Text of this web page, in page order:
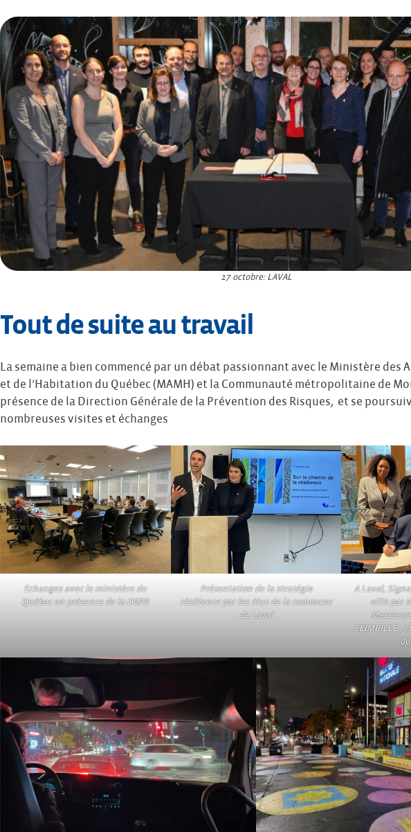
17 octobre: LAVAL
Tout de suite au travail
La semaine a bien commencé par un débat passionnant avec le Ministère des
et de l’Habitation du Québec (MAMH) et la Communauté métropolitaine de
présence de la Direction Générale de la Prévention des Risques, et se
nombreuses visites et échanges
Echanges avec le ministère du
Québec en présence de la DGPR
Présentation de la stratégie
résilience par les élus de la commune
de Laval
A Laval,
ville par
SEIMBILLE ,